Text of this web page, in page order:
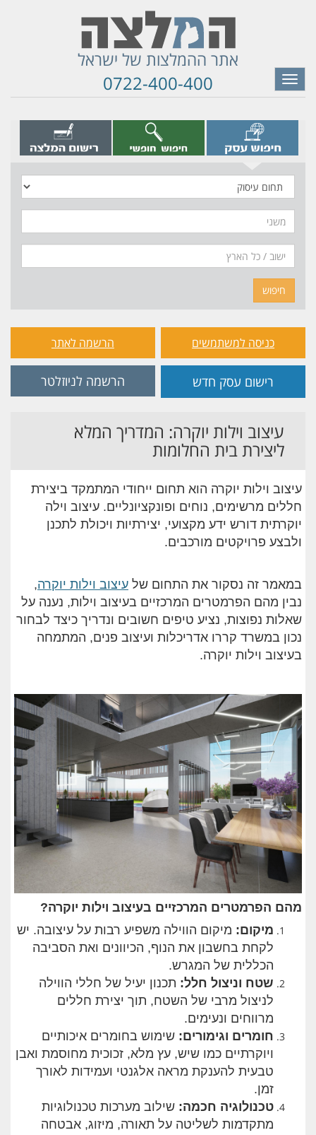
אתר ההמלצות של ישראל
0722-400-400
Toggle
navigation
עיסוק
חיפוש
כניסה למשתמשים הרשמה לאתר
רישום עסק חדש הרשמה לניוזלטר
עיצוב וילות יוקרה: המדריך המלא
ליצירת בית החלומות
עיצוב וילות יוקרה הוא תחום ייחודי המתמקד ביצירת
חללים מרשימים, נוחים ופונקציונליים. עיצוב וילה
יוקרתית דורש ידע מקצועי, יצירתיות ויכולת לתכנן
ולבצע פרויקטים מורכבים.
במאמר זה נסקור את התחום של עיצוב וילות יוקרה,
נבין מהם הפרמטרים המרכזיים בעיצוב וילות, נענה על
שאלות נפוצות, נציע טיפים חשובים ונדריך כיצד לבחור
נכון במשרד קררו אדריכלות ועיצוב פנים, המתמחה
בעיצוב וילות יוקרה.
מהם הפרמטרים המרכזיים בעיצוב וילות יוקרה?
מיקום: מיקום הווילה משפיע רבות על עיצובה. יש
לקחת בחשבון את הנוף, הכיוונים ואת הסביבה
הכללית של המגרש.
שטח וניצול חלל: תכנון יעיל של חללי הווילה
לניצול מרבי של השטח, תוך יצירת חללים
מרווחים ונעימים.
חומרים וגימורים: שימוש בחומרים איכותיים
ויוקרתיים כמו שיש, עץ מלא, זכוכית מחוסמת ואבן
טבעית להענקת מראה אלגנטי ועמידות לאורך
זמן.
טכנולוגיה חכמה: שילוב מערכות טכנולוגיות
מתקדמות לשליטה על תאורה, מיזוג, אבטחה